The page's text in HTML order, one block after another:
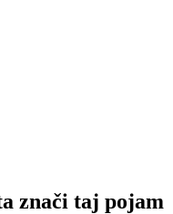
znači taj pojam